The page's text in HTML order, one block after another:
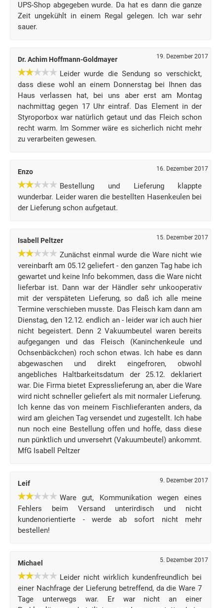
UPS-Shop abgegeben wurde. Da hat es dann die ganze
Zeit ungekühlt in einem Regal gelegen. Ich war sehr
sauer.
Dr. Achim Hoffmann-Goldmayer 19. Dezember 2017
Leider wurde die Sendung so verschickt,
dass diese wohl an einem Donnerstag bei Ihnen das
Haus verlassen hat, bei uns aber erst am Montag
nachmittag gegen 17 Uhr eintraf. Das Element in der
Styroporbox war natürlich getaut und das Fleich schon
recht warm. Im Sommer wäre es sicherlich nicht mehr
zu verarbeiten gewesen.
Enzo 16. Dezember 2017
Bestellung und Lieferung klappte
wunderbar. Leider waren die bestellten Hasenkeulen bei
der Lieferung schon aufgetaut.
Isabell Peltzer 15. Dezember 2017
Zunächst einmal wurde die Ware nicht wie
vereinbarft am 05.12 geliefert - den ganzen Tag habe ich
gewartet und keine Info bekommen, dass die Ware nicht
lieferbar ist. Dann war der Händler sehr unkooperativ
mit der verspäteten Lieferung, so daß ich alle meine
Termine verschieben musste. Das Fleisch kam dann am
Dienstag, den 12.12. endlich an - leider war ich auch hier
nicht begeistert. Denn 2 Vakuumbeutel waren bereits
aufgegangen und das Fleisch (Kaninchenkeule und
Ochsenbäckchen) roch schon etwas. Ich habe es dann
abgewaschen und direkt eingefroren, obwohl
angebliches Haltbarkeitsdatum der 25.12. deklariert
war. Die Firma bietet Expresslieferung an, aber die Ware
wird nicht schneller geliefert als mit normaler Lieferung.
Ich kenne das von meinem Fischlieferanten anders, da
wird am gleichen Tag versendet und zugestellt. Ich habe
nun noch eine Bestellung offen und hoffe, dass diese
nun pünktlich und unversehrt (Vakuumbeutel) ankommt.
MfG Isabell Peltzer
Leif 9. Dezember 2017
Ware gut, Kommunikation wegen eines
Fehlers beim Versand unterirdisch und nicht
kundenorientierte - werde ab sofort nicht mehr
bestellen!
Michael 5. Dezember 2017
Leider nicht wirklich kundenfreundlich bei
einer Nachfrage der Lieferung betreffend, da die Ware 7
Tage unterwegs war. Er war nicht an einer